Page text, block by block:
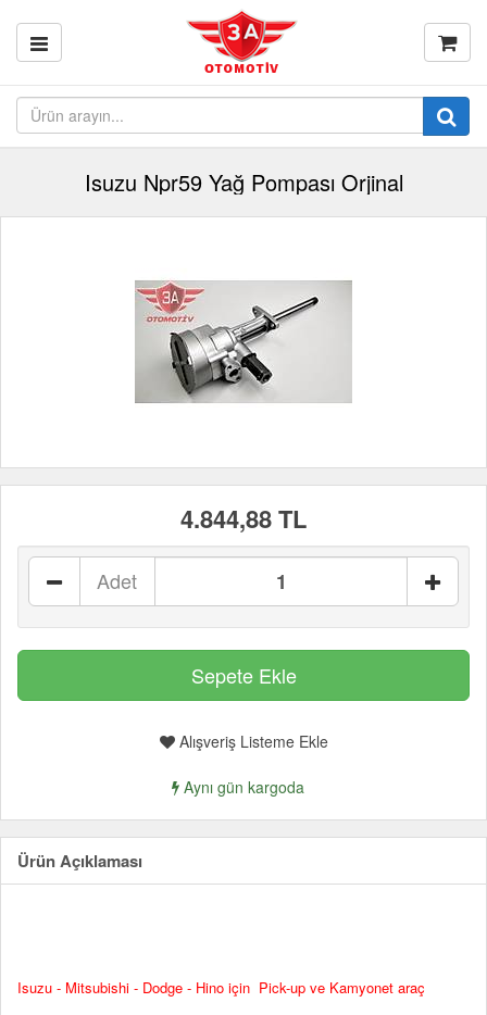
Isuzu Npr59 Yağ Pompası Orjinal
4.844,88 TL
Adet
Alışveriş Listeme Ekle
Aynı gün kargoda
Ürün Açıklaması
Isuzu - Mitsubishi - Dodge - Hino için Pick-up ve Kamyonet araç